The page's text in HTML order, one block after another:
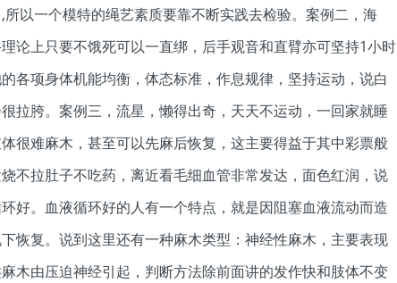
以一个模特的绳艺素质要靠不断实践去检验。案例二，海
论上只要不饿死可以一直绑，后手观音和直臂亦可坚持1小时
各项身体机能均衡，体态标准，作息规律，坚持运动，说白
拉胯。案例三，流星，懒得出奇，天天不运动，一回家就睡
很难麻木，甚至可以先麻后恢复，这主要得益于其中彩票般
不拉肚子不吃药，离近看毛细血管非常发达，面色红润，说
好。血液循环好的人有一个特点，就是因阻塞血液流动而造
恢复。说到这里还有一种麻木类型：神经性麻木，主要表现
木由压迫神经引起，判断方法除前面讲的发作快和肢体不变